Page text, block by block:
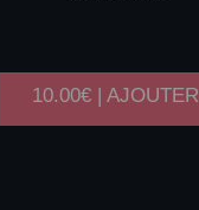
10.00€ | AJOUTER